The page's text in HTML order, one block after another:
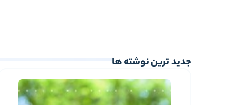
جدید ترین نوشته ها